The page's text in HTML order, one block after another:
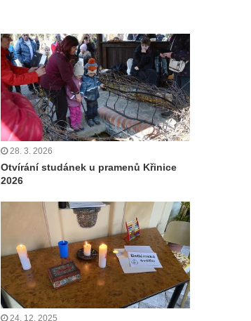
28. 3. 2026
Otvírání studánek u pramenů Křinice
2026
24. 12. 2025